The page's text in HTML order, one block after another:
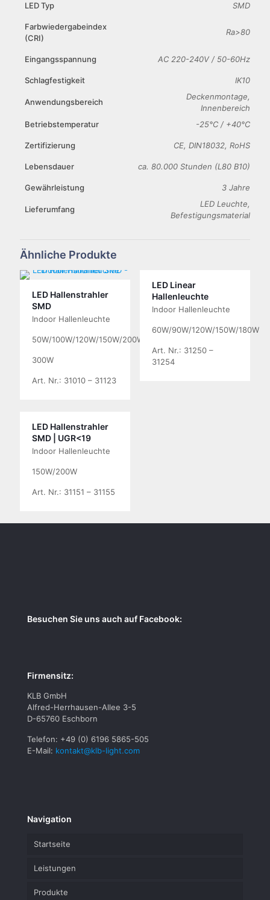
LED Typ SMD
Farbwiedergabeindex
(CRI)
Ra>80
Eingangsspannung AC 220-240V / 50-60Hz
Schlagfestigkeit IK10
Anwendungsbereich
Deckenmontage,
Innenbereich
Betriebstemperatur
-25°C / +40°C
Zertifizierung CE, DIN18032, RoHS
Lebensdauer ca. 80.000 Stunden (L80 B10)
Gewährleistung 3 Jahre
Lieferumfang
LED Leuchte,
Befestigungsmaterial
Ähnliche Produkte
LED Hallenstrahler
SMD
Indoor Hallenleuchte
50W/100W/120W/150W/200W/240W/
300W
Art. Nr.: 31010 – 31123
LED Linear
Hallenleuchte
Indoor Hallenleuchte
60W/90W/120W/150W/180W
Art. Nr.: 31250 –
31254
LED Hallenstrahler
SMD | UGR<19
Indoor Hallenleuchte
150W/200W
Art. Nr.: 31151 – 31155
Besuchen Sie uns auch auf Facebook:
Firmensitz:
KLB GmbH
Alfred-Herrhausen-Allee 3-5
D-65760 Eschborn
Telefon: +49 (0) 6196 5865-505
E-Mail: kontakt@klb-light.com
Navigation
Startseite
Leistungen
Produkte